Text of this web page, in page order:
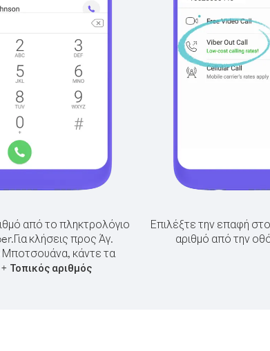
από το πληκτρολόγιο
Για κλήσεις προς Άγ.
Μποτσουάνα, κάντε τα
+ Τοπικός αριθμός
Επιλέξτε την επαφή
αριθμό από την